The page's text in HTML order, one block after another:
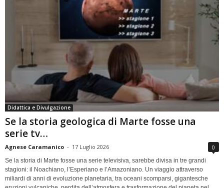
Didattica e Divulgazione
Se la storia geologica di Marte fosse una
serie tv…
Agnese Caramanico - 17 Luglio 2026 0
Se la storia di Marte fosse una serie televisiva, sarebbe divisa in tre grandi
stagioni: il Noachiano, l’Esperiano e l’Amazoniano. Un viaggio attraverso
miliardi di anni di evoluzione planetaria, tra oceani scomparsi, gigantesche